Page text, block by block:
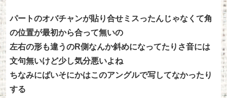
パートのオバチャンが貼り合せミスったんじゃなくて角
の位置が最初から合って無いの
左右の形も違うのR側なんか斜めになってたりさ音には
文句無いけど少し気分悪いよね
ちなみにばいそにかはこのアングルで写してなかったり
する